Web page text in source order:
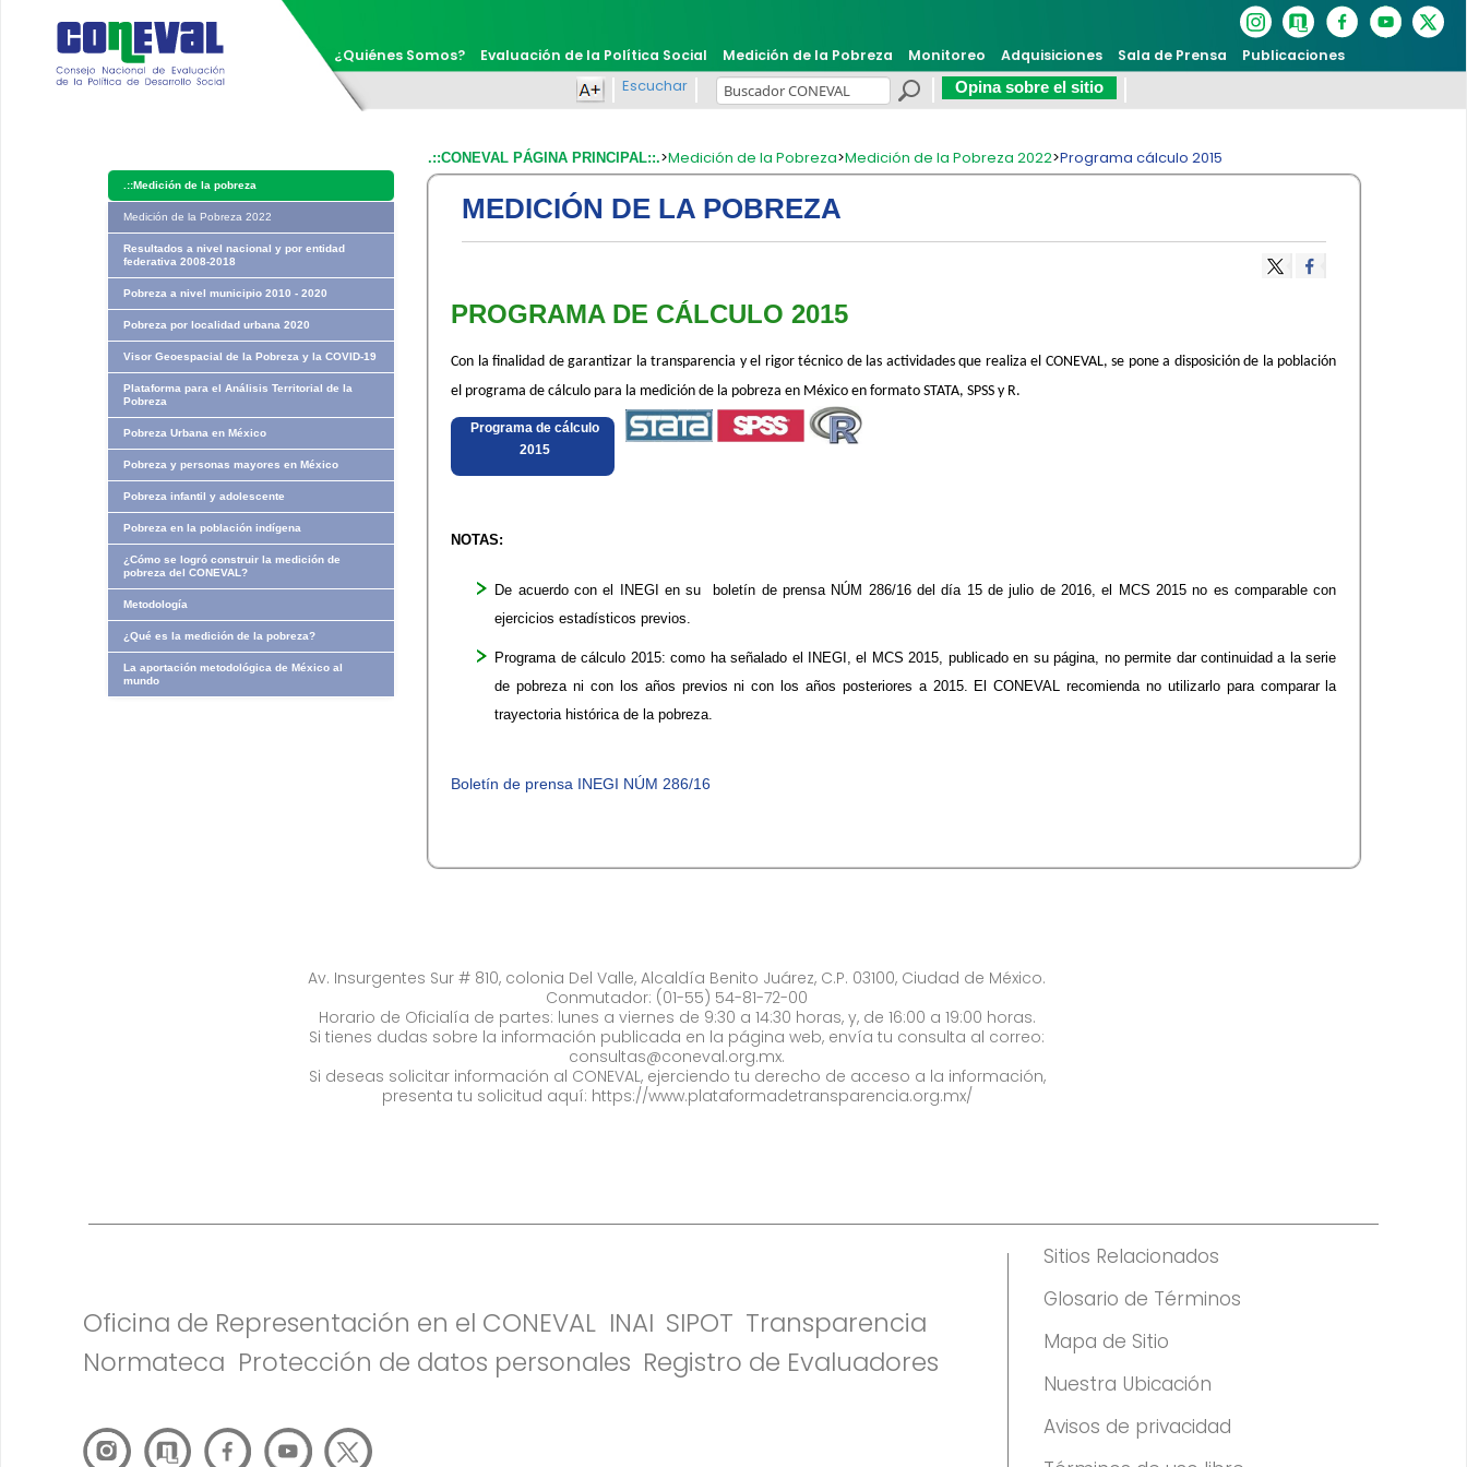
¿Quiénes Somos? Evaluación de la Política Social Medición de la Pobreza Monitoreo Adquisiciones Sala de Prensa Publicaciones
Escuchar Opina sobre el sitio
.::Medición de la pobreza
Medición de la Pobreza 2022
Resultados a nivel nacional y por entidad
federativa 2008-2018
Pobreza a nivel municipio 2010 - 2020
Pobreza por localidad urbana 2020
Visor Geoespacial de la Pobreza y la COVID-19
Plataforma para el Análisis Territorial de la
Pobreza
Pobreza Urbana en México
Pobreza y personas mayores en México
Pobreza infantil y adolescente
Pobreza en la población indígena
¿Cómo se logró construir la medición de
pobreza del CONEVAL?
Metodología
¿Qué es la medición de la pobreza?
La aportación metodológica de México al
mundo
.::CONEVAL PÁGINA PRINCIPAL::.>Medición de la Pobreza>Medición de la Pobreza 2022>Programa cálculo 2015
MEDICIÓN DE LA POBREZA
PROGRAMA DE CÁLCULO 2015
Con la finalidad de garantizar la transparencia y el rigor técnico de las actividades que realiza el CONEVAL, se pone a disposición de la población
el programa de cálculo para la medición de la pobreza en México en formato STATA, SPSS y R.
​Programa de cálculo
2015
​
NOTAS:
De acuerdo con el INEGI en su boletín de prensa NÚM 286/16 del día 15 de julio de 2016, el MCS 2015 no es comparable con
ejercicios estadísticos previos.
Programa de cálc​ulo 2015: como ha señalado el INEGI, el MCS 2015, publicado en su página, no permite dar continuidad a la serie
de pobreza ni con los años previos ni con los años posteriores a 2015. El CONEVAL recomienda no utilizarlo para comparar la
trayectoria histórica de la pobreza.​​​
Boletín de prensa INEGI NÚM 286/16
Av. Insurgentes Sur # 810, colonia Del Valle, Alcaldía Benito Juárez, C.P. 03100, Ciudad de México.
Conmutador: (01-55) 54-81-72-00
Horario de Oficialía de partes: lunes a viernes de 9:30 a 14:30 horas, y, de 16:00 a 19:00 horas.
Si tienes dudas sobre la información publicada en la página web, envía tu consulta al correo:
consultas@coneval.org.mx.
Si deseas solicitar información al CONEVAL, ejerciendo tu derecho de acceso a la información,
presenta tu solicitud aquí: https://www.plataformadetransparencia.org.mx/
Oficina de Representación en el CONEVAL INAI SIPOT Transparencia
Normateca Protección de datos personales Registro de Evaluadores
Sitios Relacionados
Glosario de Términos
Mapa de Sitio
Nuestra Ubicación
Avisos de privacidad